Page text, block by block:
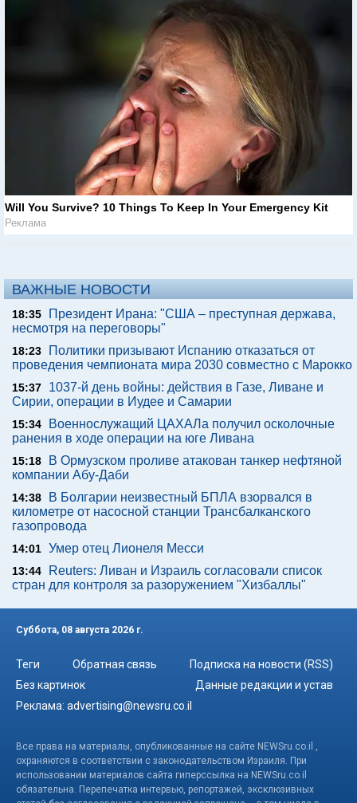
Will You Survive? 10 Things To Keep In Your Emergency Kit
Реклама
ВАЖНЫЕ НОВОСТИ
18:35
Президент Ирана: "США – преступная держава,
несмотря на переговоры"
18:23
Политики призывают Испанию отказаться от
проведения чемпионата мира 2030 совместно с Марокко
15:37
1037-й день войны: действия в Газе, Ливане и
Сирии, операции в Иудее и Самарии
15:34
Военнослужащий ЦАХАЛа получил осколочные
ранения в ходе операции на юге Ливана
15:18
В Ормузском проливе атакован танкер нефтяной
компании Абу-Даби
14:38
В Болгарии неизвестный БПЛА взорвался в
километре от насосной станции Трансбалканского
газопровода
14:01 Умер отец Лионеля Месси
13:44
Reuters: Ливан и Израиль согласовали список
стран для контроля за разоружением "Хизбаллы"
Суббота, 08 августа 2026 г.
Теги Обратная связь
Подписка на новости (RSS)
Без картинок
Данные редакции и устав
Реклама: advertising@newsru.co.il
Все права на материалы, опубликованные на сайте NEWSru.co.il ,
охраняются в соответствии с законодательством Израиля. При
использовании материалов сайта гиперссылка на NEWSru.co.il
обязательна. Перепечатка интервью, репортажей, эксклюзивных